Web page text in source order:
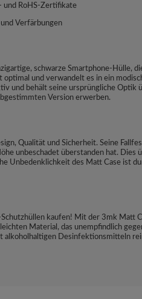
und RoHS-Zertifikate
Verfärbungen
schwarze Smartphone-Hülle,
und verwandelt es in ein
und behält seine ursprüngliche
Version erwerben.
Qualität und Sicherheit. Seine
unbeschadet überstanden hat.
Unbedenklichkeit des Matt Case ist
kaufen! Mit der 3mk Matt
Material, das unempfindlich
alkoholhaltigen Desinfektionsmitteln